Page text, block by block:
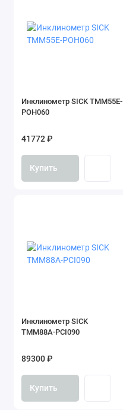
Инклинометр SICK TMM55E-
POH060
41772 ₽
Купить
Инклинометр SICK
TMM88A-PCI090
89300 ₽
Купить